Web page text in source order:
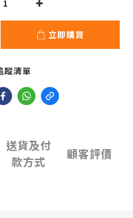
立即購買
蹤清單
送貨及付
款方式
顧客評價